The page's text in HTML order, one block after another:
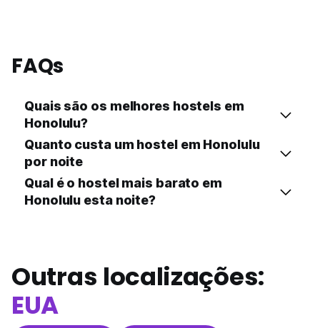
FAQs
Quais são os melhores hostels em
Honolulu?
Quanto custa um hostel em Honolulu
por noite
Qual é o hostel mais barato em
Honolulu esta noite?
Outras localizações:
EUA